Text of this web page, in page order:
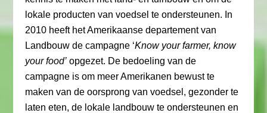
lokale producten van voedsel te ondersteunen. In
2010 heeft het Amerikaanse departement van
Landbouw de campagne ‘Know your farmer, know
your food’ opgezet. De bedoeling van de
campagne is om meer Amerikanen bewust te
maken van de oorsprong van voedsel, gezonder te
laten eten, de lokale landbouw te ondersteunen en